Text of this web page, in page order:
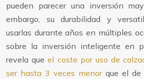
pueden parecer una inversión
embargo, su durabilidad y
usarlas durante años en múltiples
sobre la inversión inteligente en
revela queel coste por uso de
ser hasta 3 veces menorque el de